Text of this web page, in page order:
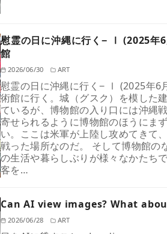
慰霊の日に沖縄に行く− Ⅰ (2025年
館
2026/06/30 ART
慰霊の日に沖縄に行く− Ⅰ (2025年6
術館に行く。城（グスク）を模した
ているが、博物館の入り口には沖縄
寄せられるように博物館のほうにま
い。ここは米軍が上陸し攻めてきて
戦った場所なのだ。 そして博物館の
の生活や暮らしぶりが様々なかたち
客を…
Can AI view images? What
2026/06/28 ART